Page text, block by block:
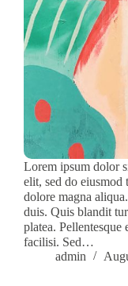
Lorem ipsum dolor
elit, sed do
dolore magna
duis. Quis blandit
platea.
facilisi. Sed…
admin